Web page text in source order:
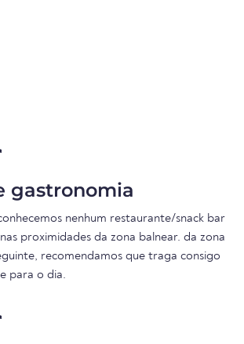
gastronomia
nenhum restaurante/snack bar
proximidades da zona balnear. da zona
recomendamos que traga consigo
para o dia.